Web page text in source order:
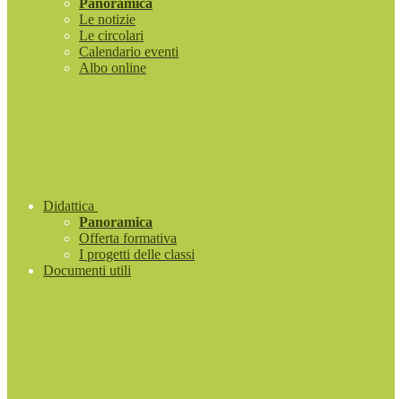
Panoramica
Le notizie
Le circolari
Calendario eventi
Albo online
Didattica
Panoramica
Offerta formativa
I progetti delle classi
Documenti utili